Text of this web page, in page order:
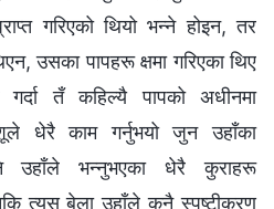
गरिएको थियो भन्‍ने होइन, तर
उसका पापहरू क्षमा गरिएका थिए
तँ कहिल्यै पापको अधीनमा
धेरै काम गर्नुभयो जुन उहाँका
उहाँले भन्नुभएका धेरै कुराहरू
त्यस बेला उहाँले कुनै स्पष्टीकरण